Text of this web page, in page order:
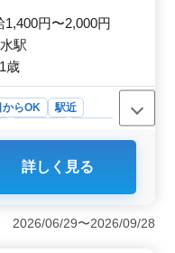
円〜2,000円
駅
歳
らOK
駅近
で通勤も便利です。
フスタイルに合わせ
無理なく働ける環境
詳しく見る
2026/06/29〜2026/09/28